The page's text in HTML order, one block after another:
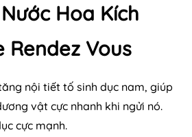
Hoa Kích
Rendez Vous
nội tiết tố sinh dục nam, giúp
vật cực nhanh khi ngửi nó.
cực mạnh.